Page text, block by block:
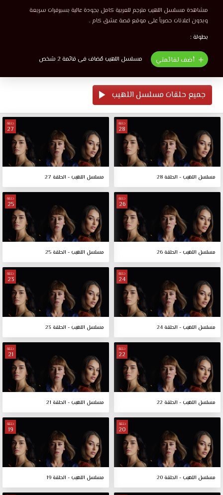
مشاهدة مسلسل اللهيب مترجم للعربية كامل بجودة عالية بسيرفرات سريعة
وبدون اعلانات حصرياً على موقع قصة عشق كام .
بطولة :
أضف لقائمتي مسلسل اللهيب مُضاف فى قائمة 2 شخص
جميع حلقات مسلسل اللهيب
حلقة
28
مسلسل اللهيب - الحلقة 28
حلقة
27
مسلسل اللهيب - الحلقة 27
حلقة
26
مسلسل اللهيب - الحلقة 26
حلقة
25
مسلسل اللهيب - الحلقة 25
حلقة
24
مسلسل اللهيب - الحلقة 24
حلقة
23
مسلسل اللهيب - الحلقة 23
حلقة
22
مسلسل اللهيب - الحلقة 22
حلقة
21
مسلسل اللهيب - الحلقة 21
حلقة
20
مسلسل اللهيب - الحلقة 20
حلقة
19
مسلسل اللهيب - الحلقة 19